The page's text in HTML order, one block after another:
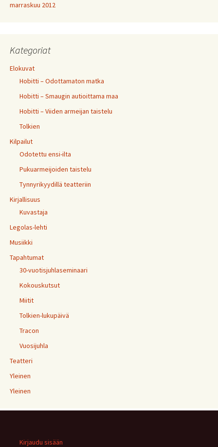
marraskuu 2012
Kategoriat
Elokuvat
Hobitti – Odottamaton matka
Hobitti – Smaugin autioittama maa
Hobitti – Viiden armeijan taistelu
Tolkien
Kilpailut
Odotettu ensi-ilta
Pukuarmeijoiden taistelu
Tynnyrikyydillä teatteriin
Kirjallisuus
Kuvastaja
Legolas-lehti
Musiikki
Tapahtumat
30-vuotisjuhlaseminaari
Kokouskutsut
Miitit
Tolkien-lukupäivä
Tracon
Vuosijuhla
Teatteri
Yleinen
Yleinen
Kirjaudu sisään